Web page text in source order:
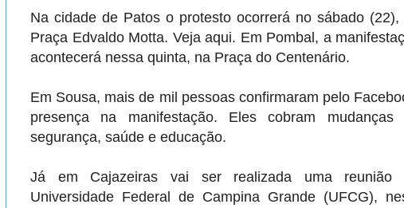
Na cidade de Patos o protesto ocorrerá no sábado (22),
Praça Edvaldo Motta. Veja aqui. Em Pombal, a
acontecerá nessa quinta, na Praça do Centenário.
Em Sousa, mais de mil pessoas confirmaram pelo
presença na manifestação. Eles cobram mudanças
segurança, saúde e educação.
Já em Cajazeiras vai ser realizada uma reunião
Universidade Federal de Campina Grande (UFCG),